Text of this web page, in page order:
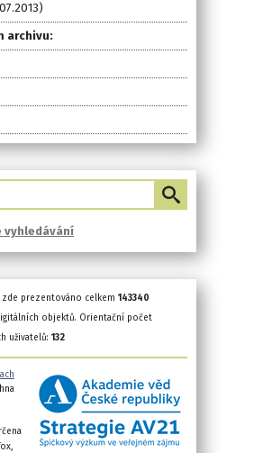
archivu:
vyhledávání
zde prezentováno celkem 143340
objektů. Orientační počet
uživatelů: 132